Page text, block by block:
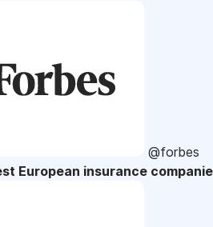
@forbes
European insurance